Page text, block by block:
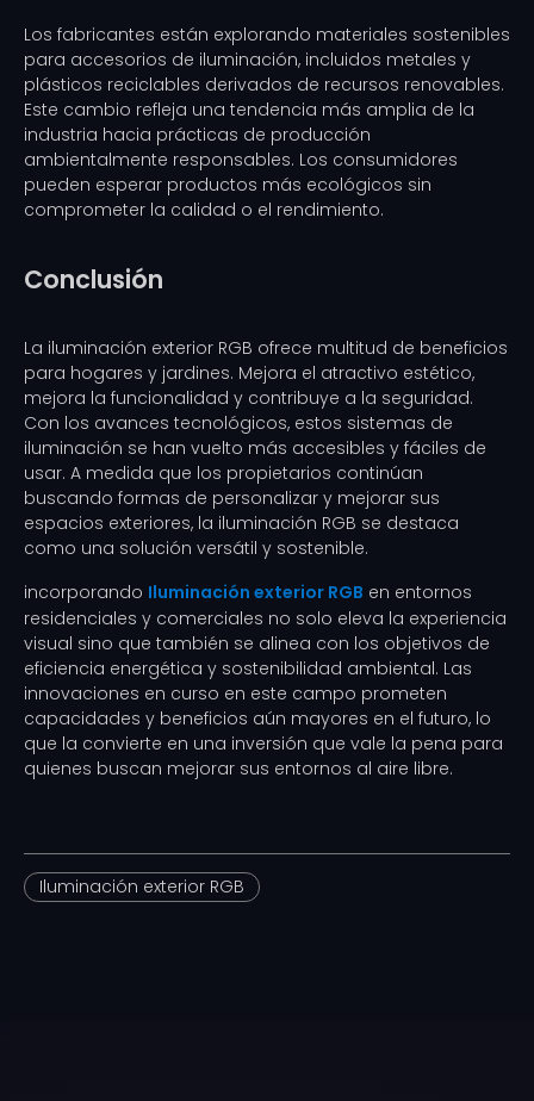
Los fabricantes están explorando materiales sostenibles
para accesorios de iluminación, incluidos metales y
plásticos reciclables derivados de recursos renovables.
Este cambio refleja una tendencia más amplia de la
industria hacia prácticas de producción
ambientalmente responsables. Los consumidores
pueden esperar productos más ecológicos sin
comprometer la calidad o el rendimiento.
Conclusión
La iluminación exterior RGB ofrece multitud de beneficios
para hogares y jardines. Mejora el atractivo estético,
mejora la funcionalidad y contribuye a la seguridad.
Con los avances tecnológicos, estos sistemas de
iluminación se han vuelto más accesibles y fáciles de
usar. A medida que los propietarios continúan
buscando formas de personalizar y mejorar sus
espacios exteriores, la iluminación RGB se destaca
como una solución versátil y sostenible.
incorporando Iluminación exterior RGB en entornos
residenciales y comerciales no solo eleva la experiencia
visual sino que también se alinea con los objetivos de
eficiencia energética y sostenibilidad ambiental. Las
innovaciones en curso en este campo prometen
capacidades y beneficios aún mayores en el futuro, lo
que la convierte en una inversión que vale la pena para
quienes buscan mejorar sus entornos al aire libre.
Iluminación exterior RGB